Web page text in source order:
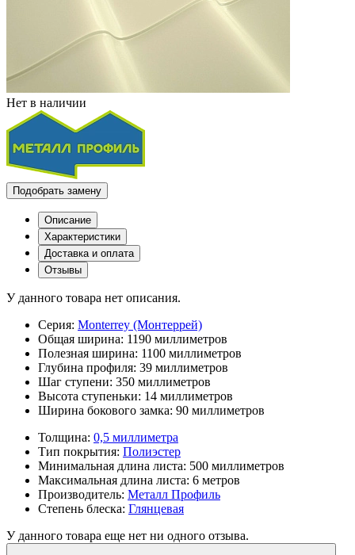
Нет в наличии
Подобрать замену
Описание
Характеристики
Доставка и оплата
Отзывы
У данного товара нет описания.
Серия: Monterrey (Монтеррей)
Общая ширина: 1190 миллиметров
Полезная ширина: 1100 миллиметров
Глубина профиля: 39 миллиметров
Шаг ступени: 350 миллиметров
Высота ступеньки: 14 миллиметров
Ширина бокового замка: 90 миллиметров
Толщина: 0,5 миллиметра
Тип покрытия: Полиэстер
Минимальная длина листа: 500 миллиметров
Максимальная длина листа: 6 метров
Производитель: Металл Профиль
Степень блеска: Глянцевая
У данного товара еще нет ни одного отзыва.